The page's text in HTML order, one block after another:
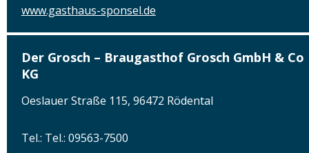
www.gasthaus-sponsel.de
Der Grosch – Braugasthof Grosch GmbH & Co
KG
Oeslauer Straße 115, 96472 Rödental
Tel.: Tel.: 09563-7500